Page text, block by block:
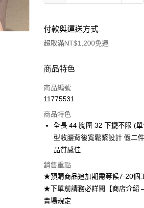
付款與運送方式
超取滿NT$1,200免運
付款方式
信用卡一次付款
Apple Pay
ATM付款
運送方式
全家付款取貨
每筆NT$85，滿NT$1,200(含以
商品特色
商品編號
11775531
商品特色
全長 44 胸圍 32 下擺不限 (
型收腰背後寬鬆緊設計 假二
品質感佳
銷售重點
★預購商品追加期需等候7-20個
★下單前請務必詳閱【商店介紹
賣場規定